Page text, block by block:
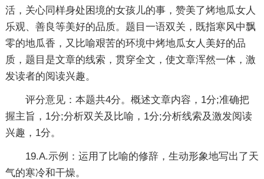
活，关心同样身处困境的女孩儿的事，赞美了烤地瓜女人
乐观、善良等美好的品质。题目一语双关，既指寒风中飘
零的地瓜香，又比喻艰苦的环境中烤地瓜女人美好的品
质，题目是文章的线索，贯穿全文，使文章浑然一体，激
发读者的阅读兴趣。
评分意见：本题共4分。概述文章内容，1分;准确把
握主旨，1分;分析双关及比喻，1分;分析线索及激发阅读
兴趣，1分。
19.A.示例：运用了比喻的修辞，生动形象地写出了天
气的寒冷和干燥。